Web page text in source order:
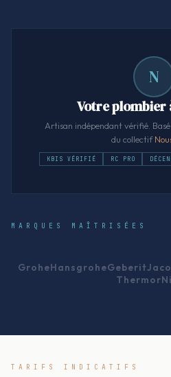
N
Votre plombier
Artisan indépendant vérifié.
du collectif
KBIS VÉRIFIÉ RC PRO
MARQUES MAÎTRISÉES
GroheHansgroheGeberit
Thermor
TARIFS INDICATIFS